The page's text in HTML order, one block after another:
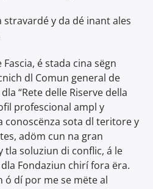
y da dé inant ales
é stada cina sëgn
dl Comun general de
“Rete delle Riserve della
profescional ampl y
conoscënza sota dl teritore y
adöm cun na gran
tla soluziun di conflic, á le
Fondaziun chirí fora ëra.
ó dí por me se mëte al